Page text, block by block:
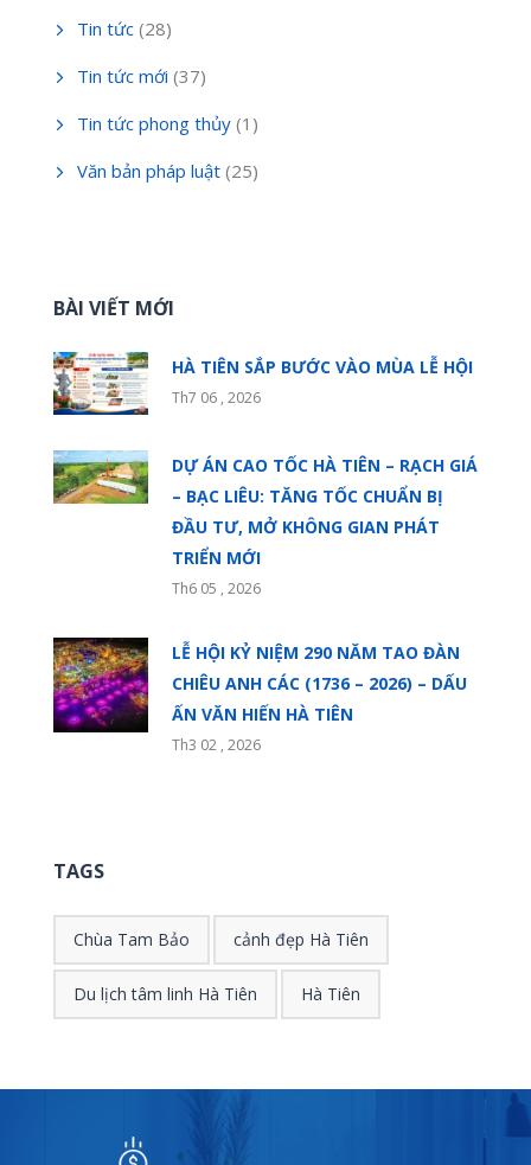
Tin tức (28)
Tin tức mới (37)
Tin tức phong thủy (1)
Văn bản pháp luật (25)
BÀI VIẾT MỚI
HÀ TIÊN SẮP BƯỚC VÀO MÙA LỄ HỘI
Th7 06 , 2026
DỰ ÁN CAO TỐC HÀ TIÊN – RẠCH GIÁ
– BẠC LIÊU: TĂNG TỐC CHUẨN BỊ
ĐẦU TƯ, MỞ KHÔNG GIAN PHÁT
TRIỂN MỚI
Th6 05 , 2026
LỄ HỘI KỶ NIỆM 290 NĂM TAO ĐÀN
CHIÊU ANH CÁC (1736 – 2026) – DẤU
ẤN VĂN HIẾN HÀ TIÊN
Th3 02 , 2026
TAGS
Chùa Tam Bảo cảnh đẹp Hà Tiên
Du lịch tâm linh Hà Tiên Hà Tiên